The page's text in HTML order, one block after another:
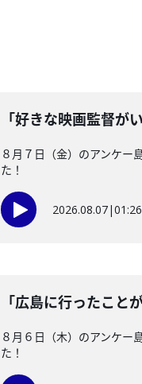
「好きな映画監督が
８月７日（金）のアンケー
た！
2026.08.07|
「広島に行ったこと
８月６日（木）のアンケー
た！